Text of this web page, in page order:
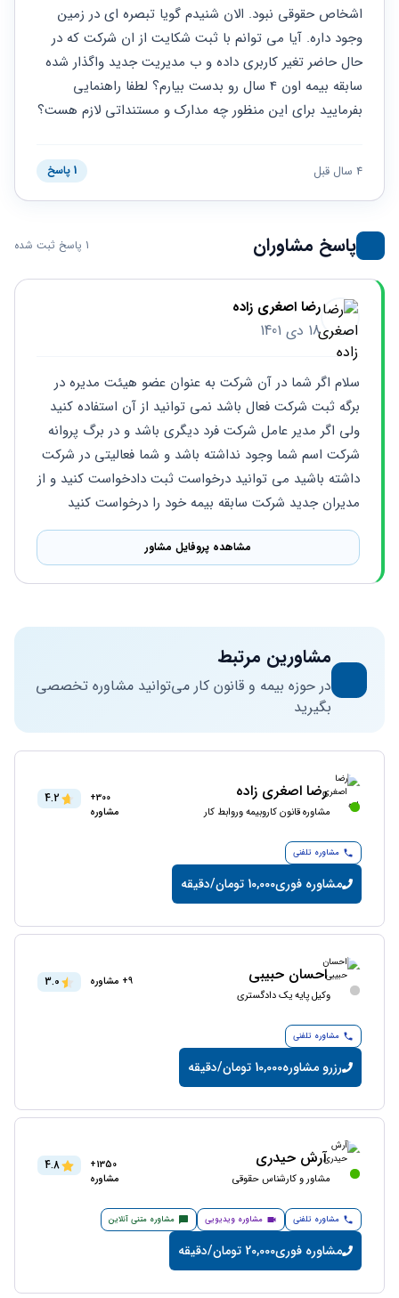
برنامه نویسی
طلاق
حقوقی
مهریه
حقوقی
خانواده
و کار
بهینه
سازی
سایت
ثبت
شرکت
بفرمایید برای این منظور چه مدارک و مستنداتی لازم هست؟
4 سال قبل 1 پاسخ
پاسخ مشاوران 1 پاسخ ثبت شده
رضا اصغری زاده
18 دی 1401
مدیران جدید شرکت سابقه بیمه خود را درخواست کنید
مشاهده پروفایل مشاور
مشاورین مرتبط
در حوزه بیمه و قانون کار می‌توانید مشاوره تخصصی
بگیرید
رضا اصغری زاده
مشاوره قانون کاروبیمه وروابط کار
300+
مشاوره
4.2
مشاوره تلفنی
مشاوره فوری10,000 تومان/دقیقه
احسان حبیبی
وکیل پایه یک دادگستری
9+ مشاوره 3.0
مشاوره تلفنی
رزرو مشاوره10,000 تومان/دقیقه
آرش حیدری
مشاور و کارشناس حقوقی
1350+
مشاوره
4.8
مشاوره تلفنی مشاوره ویدیویی مشاوره متنی آنلاین
مشاوره فوری20,000 تومان/دقیقه